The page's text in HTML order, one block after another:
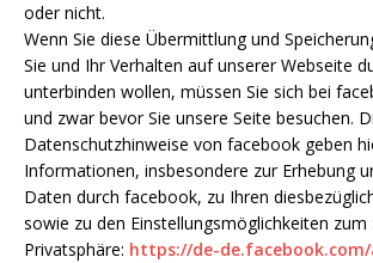
oder nicht.
Wenn Sie diese Übermittlung und
Sie und Ihr Verhalten auf unserer Webseite
unterbinden wollen, müssen Sie sich bei
und zwar bevor Sie unsere Seite besuchen.
Datenschutzhinweise von facebook geben
Informationen, insbesondere zur Erhebung
Daten durch facebook, zu Ihren
sowie zu den Einstellungsmöglichkeiten zum
Privatsphäre: https://de-